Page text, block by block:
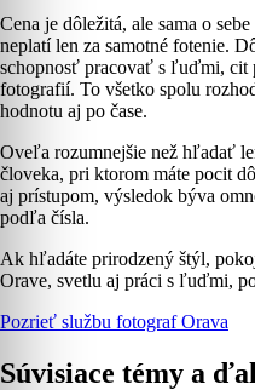
Cena je dôležitá, ale sama o
neplatí len za samotné fotenie.
schopnosť pracovať s ľuďmi, cit
fotografií. To všetko spolu
hodnotu aj po čase.
Oveľa rozumnejšie než hľadať
človeka, pri ktorom máte pocit
aj prístupom, výsledok býva
podľa čísla.
Ak hľadáte prirodzený štýl,
Orave, svetlu aj práci s ľuďmi,
Pozrieť službu fotograf Orava
Súvisiace témy a